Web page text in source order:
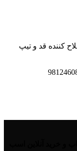
کننده قد و تیپ